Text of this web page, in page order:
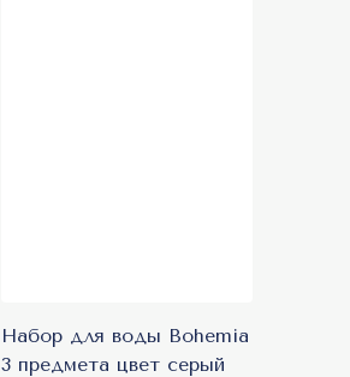
Набор для воды Bohemia
3 предмета цвет серый